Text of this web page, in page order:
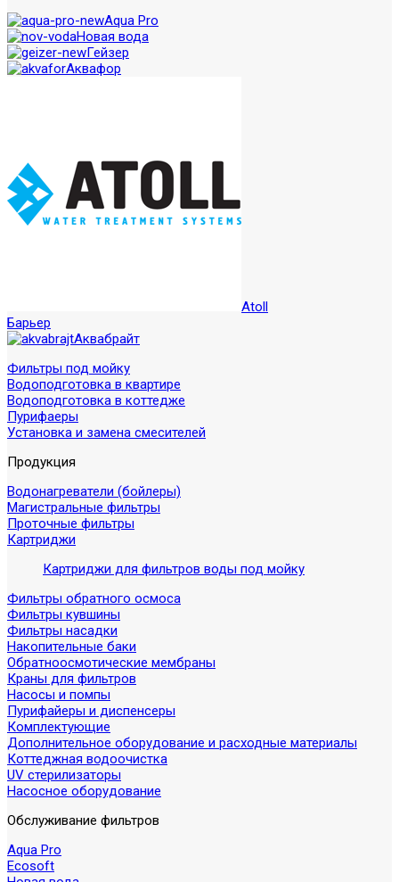
Aqua Pro
Новая вода
Гейзер
Аквафор
Atoll
Барьер
Аквабрайт
Фильтры под мойку
Водоподготовка в квартире
Водоподготовка в коттедже
Пурифаеры
Установка и замена смесителей
Продукция
Водонагреватели (бойлеры)
Магистральные фильтры
Проточные фильтры
Картриджи
Картриджи для фильтров воды под мойку
Фильтры обратного осмоса
Фильтры кувшины
Фильтры насадки
Накопительные баки
Обратноосмотические мембраны
Краны для фильтров
Насосы и помпы
Пурифайеры и диспенсеры
Комплектующие
Дополнительное оборудование и расходные материалы
Коттеджная водоочистка
UV стерилизаторы
Насосное оборудование
Обслуживание фильтров
Aqua Pro
Ecosoft